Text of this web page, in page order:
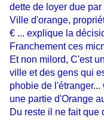
dette de loyer due par
Ville d'orange,
€ ... explique la
Franchement ces
Et non milord, C'est
ville et des gens qui
phobie de l'étranger...
une partie d'Orange
Du reste il ne fait